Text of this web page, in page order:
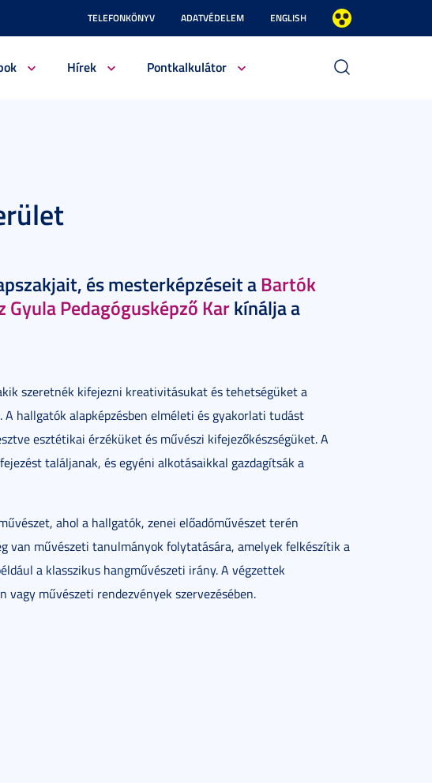
TELEFONKÖNYV ADATVÉDELEM ENGLISH
Hírek Pontkalkulátor
és mesterképzéseit aBartók
Gyula Pedagógusképző Karkínálja a
szeretnék kifejezni kreativitásukat és tehetségüket a
A hallgatók alapképzésben elméleti és gyakorlati tudást
esztétikai érzéküket és művészi kifejezőkészségüket. A
találjanak, és egyéni alkotásaikkal gazdagítsák a
ahol a hallgatók, zenei előadóművészet terén
van művészeti tanulmányok folytatására, amelyek felkészítik a
a klasszikus hangművészeti irány. A végzettek
művészeti rendezvények szervezésében.